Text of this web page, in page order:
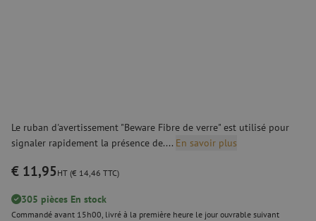
Le ruban d'avertissement "Beware Fibre de verre" est utilisé pour
signaler rapidement la présence de.... En savoir plus
€ 11,95 HT (€ 14,46 TTC)
305 pièces En stock
Commandé avant 15h00, livré à la première heure le jour ouvrable suivant